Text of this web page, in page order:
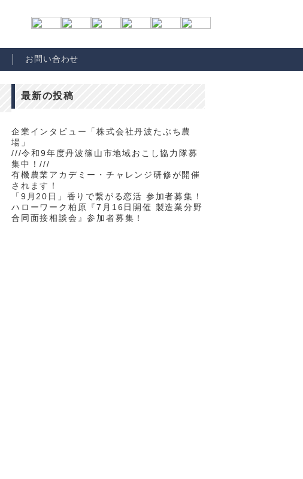
お問い合わせ
最新の投稿
企業インタビュー「株式会社丹波たぶち農
場」
///令和9年度丹波篠山市地域おこし協力隊募
集中！///
有機農業アカデミー・チャレンジ研修が開催
されます！
「9月20日」香りで繋がる恋活 参加者募集！
ハローワーク柏原『7月16日開催 製造業分野
合同面接相談会』参加者募集！